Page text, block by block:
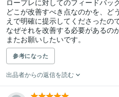
ロープレに対してのフィードバッ
どこが改善すべき点なのかを、ど
えで明確に提示してくださったの
なぜそれを改善する必要があるの
参考になった
出品者からの返信を読む